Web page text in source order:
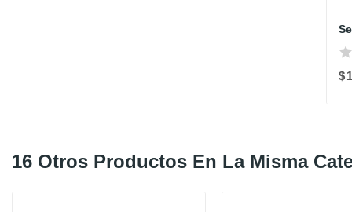
$
16 Otros Productos En La Misma